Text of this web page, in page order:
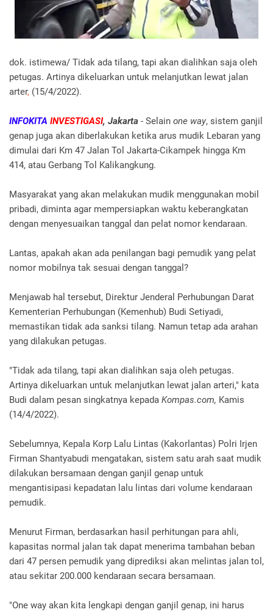
dok. istimewa/ Tidak ada tilang, tapi akan dialihkan saja oleh
petugas. Artinya dikeluarkan untuk melanjutkan lewat jalan
arter, (15/4/2022).
INFOKITA INVESTIGASI, Jakarta - Selain one way, sistem ganjil
genap juga akan diberlakukan ketika arus mudik Lebaran yang
dimulai dari Km 47 Jalan Tol Jakarta-Cikampek hingga Km
414, atau Gerbang Tol Kalikangkung.
Masyarakat yang akan melakukan mudik menggunakan mobil
pribadi, diminta agar mempersiapkan waktu keberangkatan
dengan menyesuaikan tanggal dan pelat nomor kendaraan.
Lantas, apakah akan ada penilangan bagi pemudik yang pelat
nomor mobilnya tak sesuai dengan tanggal?
Menjawab hal tersebut, Direktur Jenderal Perhubungan Darat
Kementerian Perhubungan (Kemenhub) Budi Setiyadi,
memastikan tidak ada sanksi tilang. Namun tetap ada arahan
yang dilakukan petugas.
"Tidak ada tilang, tapi akan dialihkan saja oleh petugas.
Artinya dikeluarkan untuk melanjutkan lewat jalan arteri," kata
Budi dalam pesan singkatnya kepada Kompas.com, Kamis
(14/4/2022).
Sebelumnya, Kepala Korp Lalu Lintas (Kakorlantas) Polri Irjen
Firman Shantyabudi mengatakan, sistem satu arah saat mudik
dilakukan bersamaan dengan ganjil genap untuk
mengantisipasi kepadatan lalu lintas dari volume kendaraan
pemudik.
Menurut Firman, berdasarkan hasil perhitungan para ahli,
kapasitas normal jalan tak dapat menerima tambahan beban
dari 47 persen pemudik yang diprediksi akan melintas jalan tol,
atau sekitar 200.000 kendaraan secara bersamaan.
"One way akan kita lengkapi dengan ganjil genap, ini harus